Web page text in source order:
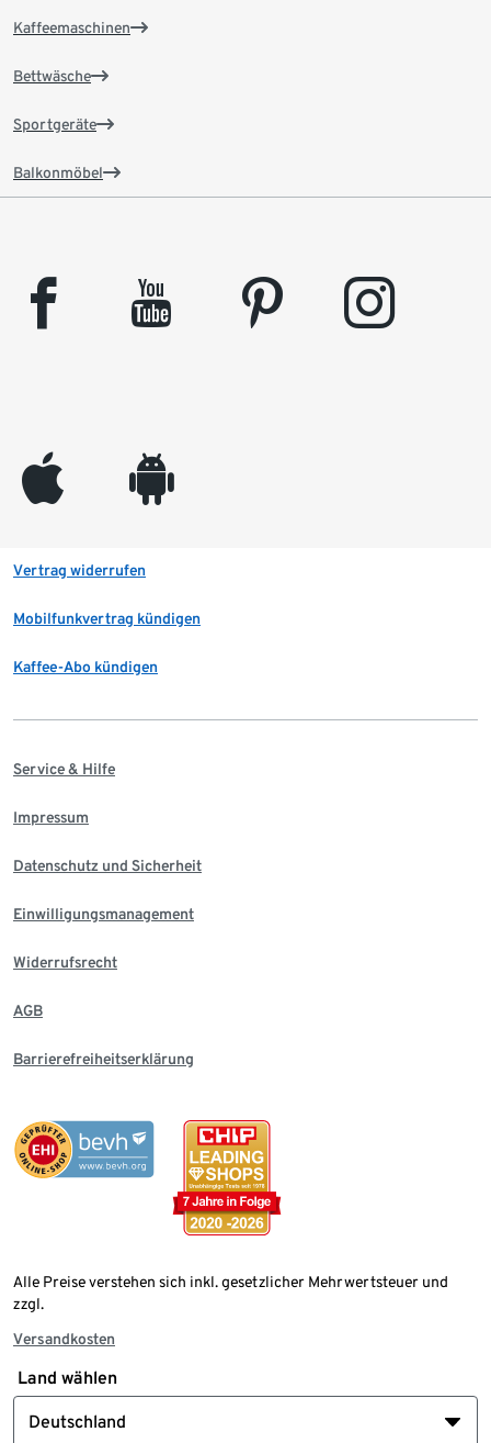
Kaffeemaschinen
Bettwäsche
Sportgeräte
Balkonmöbel
facebook youtube pinterest instagram
appleinc android
Vertrag widerrufen
Mobilfunkvertrag kündigen
Kaffee-Abo kündigen
Service & Hilfe
Impressum
Datenschutz und Sicherheit
Einwilligungsmanagement
Widerrufsrecht
AGB
Barrierefreiheitserklärung
Alle Preise verstehen sich inkl. gesetzlicher Mehrwertsteuer und
zzgl.
Versandkosten
Land wählen
Deutschland